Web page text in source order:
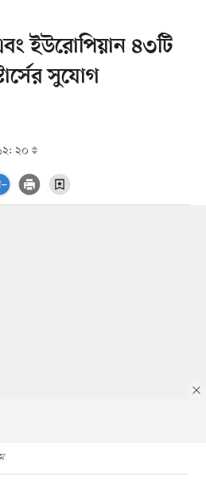
ইউরোপিয়ান ৪৩টি
সুযোগ
২০